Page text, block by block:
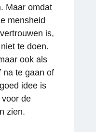
Maar omdat
mensheid
is,
te doen.
ook als
na te gaan of
idee is
de
zien.